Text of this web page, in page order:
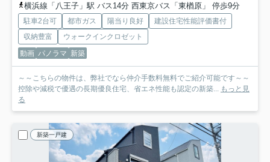
横浜線「八王子」駅 バス14分 西東京バス「東楢原」 停歩9分
駐車2台可 都市ガス 陽当り良好
建設住宅性能評価書付
収納豊富
ウォークインクロゼット
動画 パノラマ 新築
～～こちらの物件は、弊社でなら仲介手数料無料でご紹介可能です～～
控除や減税で優遇の長期優良住宅、省エネ性能も認定の新築...
もっと見
る
新築一戸建